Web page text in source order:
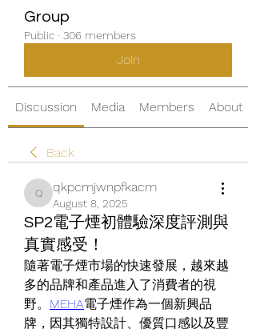
Group
Public · 306 members
Join
Discussion Media Members About
Back
qkpcmjwnpfkacm
qkpcmjwnpfkacm
August 8, 2025
SP2電子煙初體驗深度評測與
真實感受！
隨著電子煙市場的快速發展，越來越
多的品牌和產品進入了消費者的視
野。 MEHA電子煙作為一個新興品
牌，因其獨特設計、優質口感以及豐